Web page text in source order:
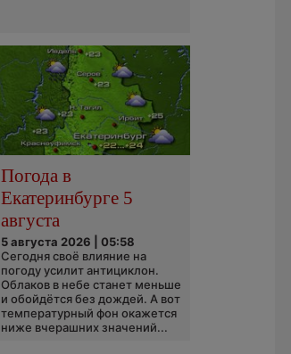
Погода в
Екатеринбурге 5
августа
5 августа 2026 | 05:58
Сегодня своё влияние на
погоду усилит антициклон.
Облаков в небе станет меньше
и обойдётся без дождей. А вот
температурный фон окажется
ниже вчерашних значений...